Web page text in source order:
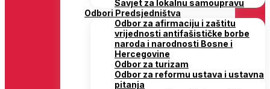
Savjet za lokalnu samoupravu
Odbori Predsjedništva
Odbor za afirmaciju i zaštitu
vrijednosti antifašističke borbe
naroda i narodnosti Bosne i
Hercegovine
Odbor za turizam
Odbor za reformu ustava i ustavna
pitanja